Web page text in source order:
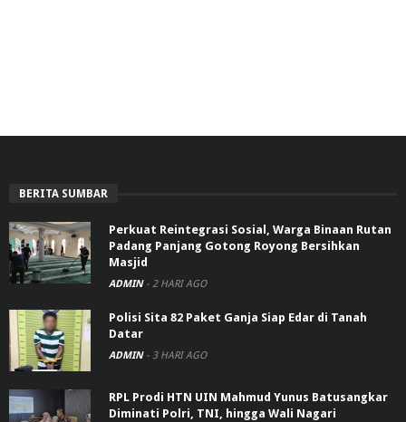
BERITA SUMBAR
Perkuat Reintegrasi Sosial, Warga Binaan Rutan
Padang Panjang Gotong Royong Bersihkan
Masjid
ADMIN - 2 HARI AGO
Polisi Sita 82 Paket Ganja Siap Edar di Tanah
Datar
ADMIN - 3 HARI AGO
RPL Prodi HTN UIN Mahmud Yunus Batusangkar
Diminati Polri, TNI, hingga Wali Nagari